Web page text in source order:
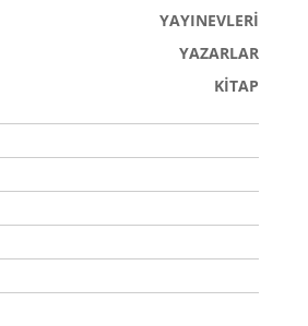
YAYINEVLERİ
YAZARLAR
KİTAP